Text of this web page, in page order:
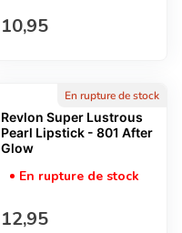
Prix normal
10,95
En rupture de stock
Revlon Super Lustrous
Pearl Lipstick - 801 After
Glow
En rupture de stock
Prix normal
12,95